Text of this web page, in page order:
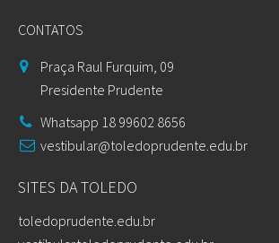
CONTATOS
Praça Raul Furquim, 09
Presidente Prudente
Whatsapp 18 99602 8656
vestibular@toledoprudente.edu.br
SITES DA TOLEDO
toledoprudente.edu.br